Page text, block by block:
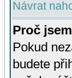
Návrat
Proč
Pokud
budete